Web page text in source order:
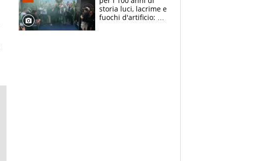
storia luci, lacrime e
fuochi d'artificio: De